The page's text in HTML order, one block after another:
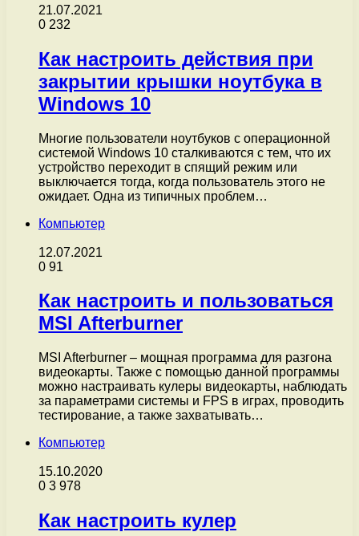
21.07.2021
0 232
Как настроить действия при
закрытии крышки ноутбука в
Windows 10
Многие пользователи ноутбуков с операционной
системой Windows 10 сталкиваются с тем, что их
устройство переходит в спящий режим или
выключается тогда, когда пользователь этого не
ожидает. Одна из типичных проблем…
Компьютер
12.07.2021
0 91
Как настроить и пользоваться
MSI Afterburner
MSI Afterburner – мощная программа для разгона
видеокарты. Также с помощью данной программы
можно настраивать кулеры видеокарты, наблюдать
за параметрами системы и FPS в играх, проводить
тестирование, а также захватывать…
Компьютер
15.10.2020
0 3 978
Как настроить кулер